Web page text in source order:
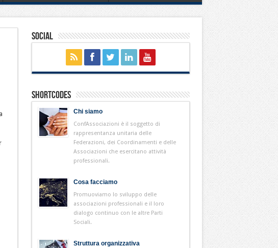
Social
Shortcodes
Chi siamo
ConfAssociazioni è il soggetto di
rappresentanza unitaria delle
Federazioni, dei Coordinamenti e delle
Associazioni che esercitano attività
professionali.
Cosa facciamo
Promuoviamo lo sviluppo delle
associazioni professionali e il loro
dialogo continuo con le altre Parti
Sociali.
Struttura organizzativa